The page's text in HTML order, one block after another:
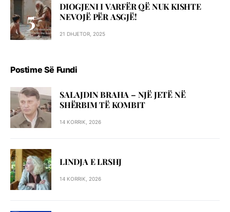
DIOGJENI I VARFËR QË NUK KISHTE
NEVOJË PËR ASGJË!
21 DHJETOR, 2025
Postime Së Fundi
SALAJDIN BRAHA – NJЁ JETЁ NЁ
SHЁRBIM TЁ KOMBIT
14 KORRIK, 2026
LINDJA E LRSHJ
14 KORRIK, 2026